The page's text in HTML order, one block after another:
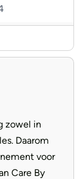
34
zowel in
Daarom
voor
Care By